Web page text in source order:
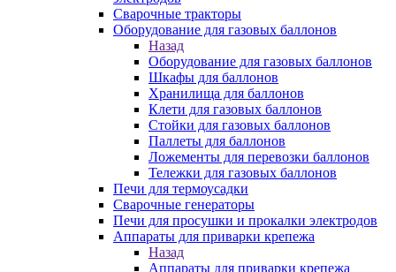
Сварочные тракторы
Оборудование для газовых баллонов
Назад
Оборудование для газовых баллонов
Шкафы для баллонов
Хранилища для баллонов
Клети для газовых баллонов
Стойки для газовых баллонов
Паллеты для баллонов
Ложементы для перевозки баллонов
Тележки для газовых баллонов
Печи для термоусадки
Сварочные генераторы
Печи для просушки и прокалки электродов
Аппараты для приварки крепежа
Назад
Аппараты для приварки крепежа